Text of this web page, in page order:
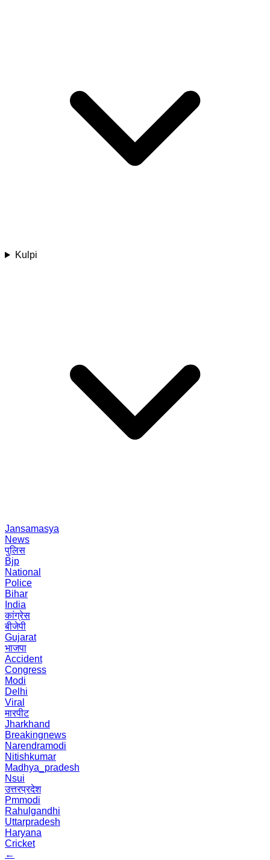
Kulpi
Jansamasya
News
पुलिस
Bjp
National
Police
Bihar
India
कांग्रेस
बीजेपी
Gujarat
भाजपा
Accident
Congress
Modi
Delhi
Viral
मारपीट
Jharkhand
Breakingnews
Narendramodi
Nitishkumar
Madhya_pradesh
Nsui
उत्तरप्रदेश
Pmmodi
Rahulgandhi
Uttarpradesh
Haryana
Cricket
←